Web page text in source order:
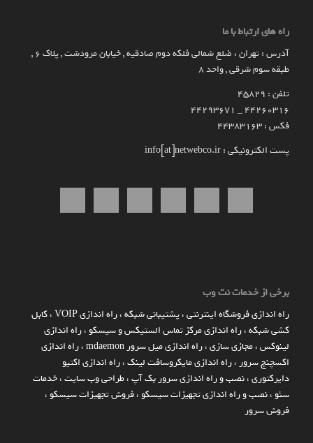
راه های ارتباط با ما
آدرس : تهران ، ضلع شمالی فلکه دوم صادقیه , خیابان مرودشت , پلاک ۶ ,
طبقه سوم شرقی , واحد ۸
تلفن : 45829
۴۴۲۶۰۳۱۶ _ 44293671
فکس : 44383163
پست الکترونیکی : info[at]netwebco.ir
برخی از خدمات نت وب
راه اندازي فروشگاه اينترنتي،پشتیبانی شبکه،راه اندازی VOIP ،کابل
کشی شبکه،راه اندازی مرکز تماس الستیکس و سیسکو ،راه اندازی
لینوکس،مجازی سازی،راه اندازی میل سرور mdaemon ،راه اندازی
اکسچنج سرور ،راه اندازی مایکروسافت لینک،راه اندازی اکتیو
دایرکتوری،نصب و راه اندازی سرور بک آپ،طراحی وب سایت،خدمات
سئو ،نصب و راه اندازی تجهیزات سیسکو ،فروش تجهیزات سیسکو ،
فروش سرور